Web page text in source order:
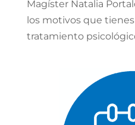
Magíster Natalia
los motivos que
tratamiento